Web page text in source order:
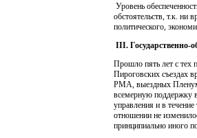
Уровень
обстоятельств, т.к. ни
политического,
III. Государственно-
Прошло пять лет с тех
Пироговских съездах
РМА, выездных
всемерную поддержку
управления и в
отношении не
принципиально иного